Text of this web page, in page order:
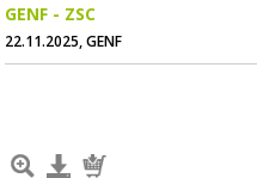
GENF - ZSC
22.11.2025, GENF